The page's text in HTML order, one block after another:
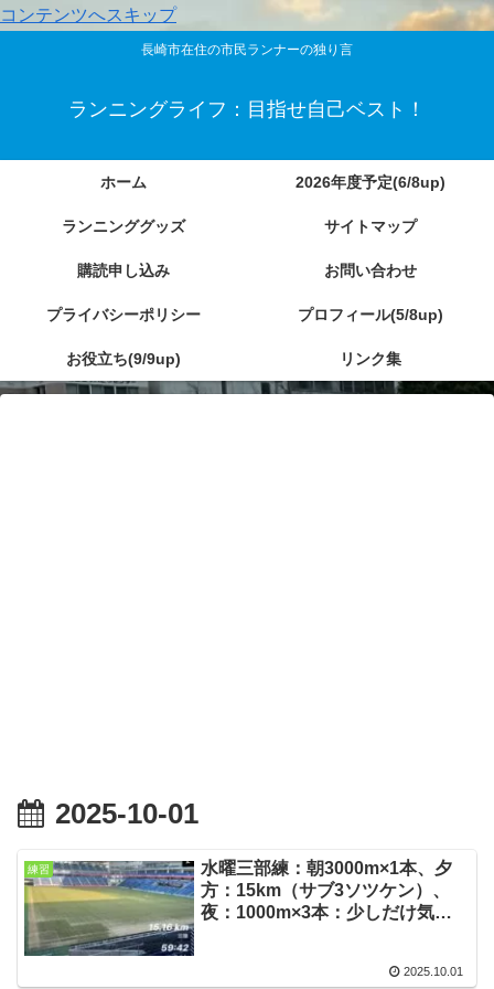
コンテンツへスキップ
長崎市在住の市民ランナーの独り言
ランニングライフ：目指せ自己ベスト！
ホーム 2026年度予定(6/8up)
ランニンググッズ サイトマップ
購読申し込み お問い合わせ
プライバシーポリシー プロフィール(5/8up)
お役立ち(9/9up) リンク集
2025-10-01
練習
水曜三部練：朝3000m×1本、夕
方：15km（サブ3ソツケン）、
夜：1000m×3本：少しだけ気温
2025.10.01